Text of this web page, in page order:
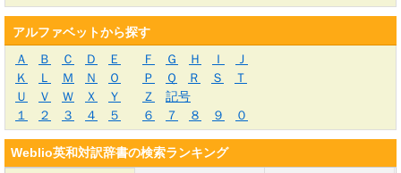
アルファベットから探す
Ａ
Ｂ Ｃ Ｄ Ｅ Ｆ Ｇ Ｈ Ｉ
Ｊ
Ｋ
Ｌ Ｍ Ｎ Ｏ Ｐ Ｑ Ｒ Ｓ
Ｔ
Ｕ
Ｖ Ｗ Ｘ Ｙ Ｚ
記号
１
２ ３ ４ ５ ６ ７ ８ ９ ０
Weblio英和対訳辞書の検索ランキング